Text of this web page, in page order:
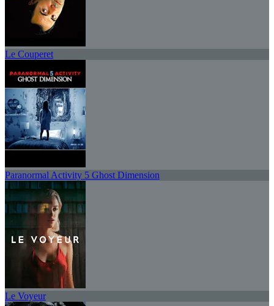
Le Couperet
Paranormal Activity 5 Ghost Dimension
Le Voyeur